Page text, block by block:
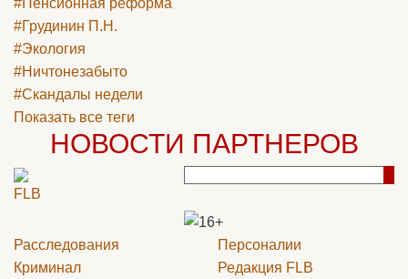
#Грудинин П.Н.
#Экология
#Ничтонезабыто
#Скандалы недели
Показать все теги
НОВОСТИ ПАРТНЕРОВ
Расследования
Криминал
Персоналии
Редакция FLB